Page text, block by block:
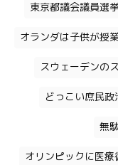
東京都議会議員選
オランダは子供が授
スウェーデンの
どっこい庶民政
無
オリンピックに医